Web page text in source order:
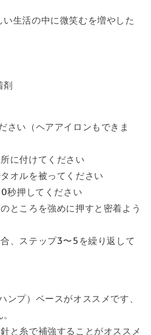
生活の中に微笑むを増やした
剤
さい（ヘアアイロンもできま
に付けてください
オルを被ってください
秒押してください
ところを強めに押すと密着よう
、ステップ3〜5を繰り返して
ンプ）ベースがオススメです、
と糸で補強することがオススメ